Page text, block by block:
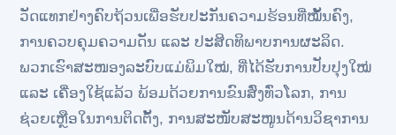
ວັດແທກຢ່າງຄົບຖ້ວນເພື່ອຮັບປະກັນຄວາມຮ້ອນທີ່ໝັ້ນຄົງ,
ການຄວບຄຸມຄວາມດັນ ແລະ ປະສິດທິພາບການຜະລິດ.
ພວກເຮົາສະໜອງລະບົບແມ່ພິມໃໝ່, ທີ່ໄດ້ຮັບການປັບປຸງໃໝ່
ແລະ ເຄື່ອງໃຊ້ແລ້ວ ພ້ອມດ້ວຍການຂົນສົ່ງທົ່ວໂລກ, ການ
ຊ່ວຍເຫຼືອໃນການຕິດຕັ້ງ, ການສະໜັບສະໜູນດ້ານວິຊາການ